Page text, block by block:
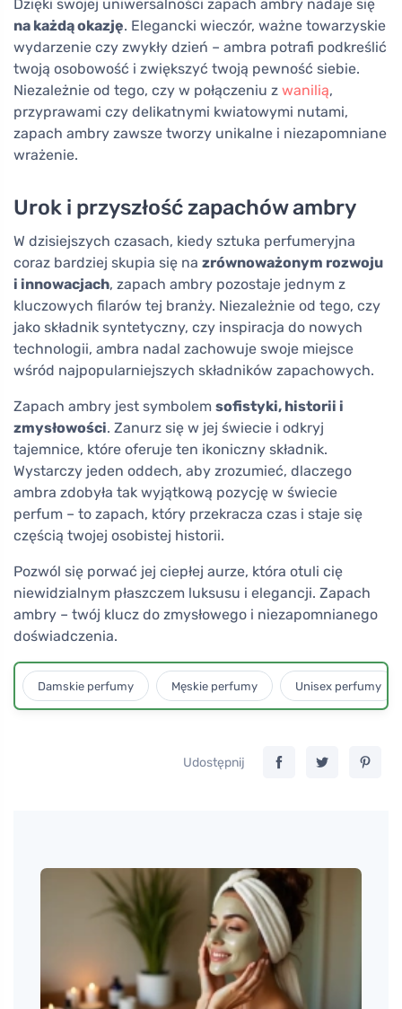
Dzięki swojej uniwersalności zapach ambry nadaje się
na każdą okazję. Elegancki wieczór, ważne towarzyskie
wydarzenie czy zwykły dzień – ambra potrafi podkreślić
twoją osobowość i zwiększyć twoją pewność siebie.
Niezależnie od tego, czy w połączeniu z wanilią,
przyprawami czy delikatnymi kwiatowymi nutami,
zapach ambry zawsze tworzy unikalne i niezapomniane
wrażenie.
Urok i przyszłość zapachów ambry
W dzisiejszych czasach, kiedy sztuka perfumeryjna
coraz bardziej skupia się na zrównoważonym rozwoju
i innowacjach, zapach ambry pozostaje jednym z
kluczowych filarów tej branży. Niezależnie od tego, czy
jako składnik syntetyczny, czy inspiracja do nowych
technologii, ambra nadal zachowuje swoje miejsce
wśród najpopularniejszych składników zapachowych.
Zapach ambry jest symbolem sofistyki, historii i
zmysłowości. Zanurz się w jej świecie i odkryj
tajemnice, które oferuje ten ikoniczny składnik.
Wystarczy jeden oddech, aby zrozumieć, dlaczego
ambra zdobyła tak wyjątkową pozycję w świecie
perfum – to zapach, który przekracza czas i staje się
częścią twojej osobistej historii.
Pozwól się porwać jej ciepłej aurze, która otuli cię
niewidzialnym płaszczem luksusu i elegancji. Zapach
ambry – twój klucz do zmysłowego i niezapomnianego
doświadczenia.
Damskie perfumy Męskie perfumy Unisex perfumy
Udostępnij